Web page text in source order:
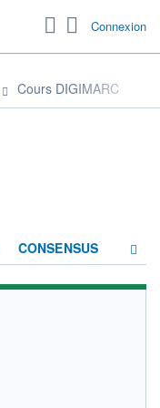
Connexion
Cours DIGIMARC
CONSENSUS